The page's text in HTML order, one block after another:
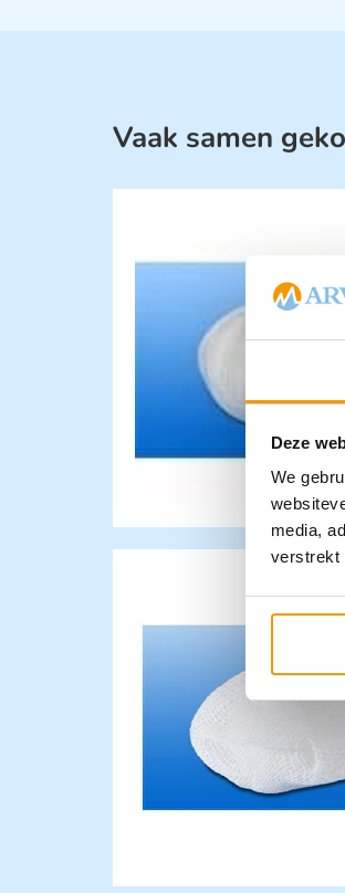
Deze
We
media,
verstrekt
Vaak samen